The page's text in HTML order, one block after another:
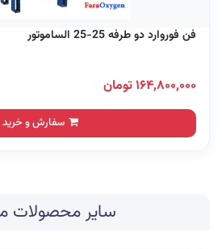
فن فوروارد دو طرفه 25-25 الساموتور
۱۶۴,۸۰۰,۰۰۰ تومان
سفارش و خرید
سایر محصولات